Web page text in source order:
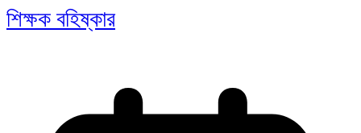
শিক্ষক বহিষ্কার